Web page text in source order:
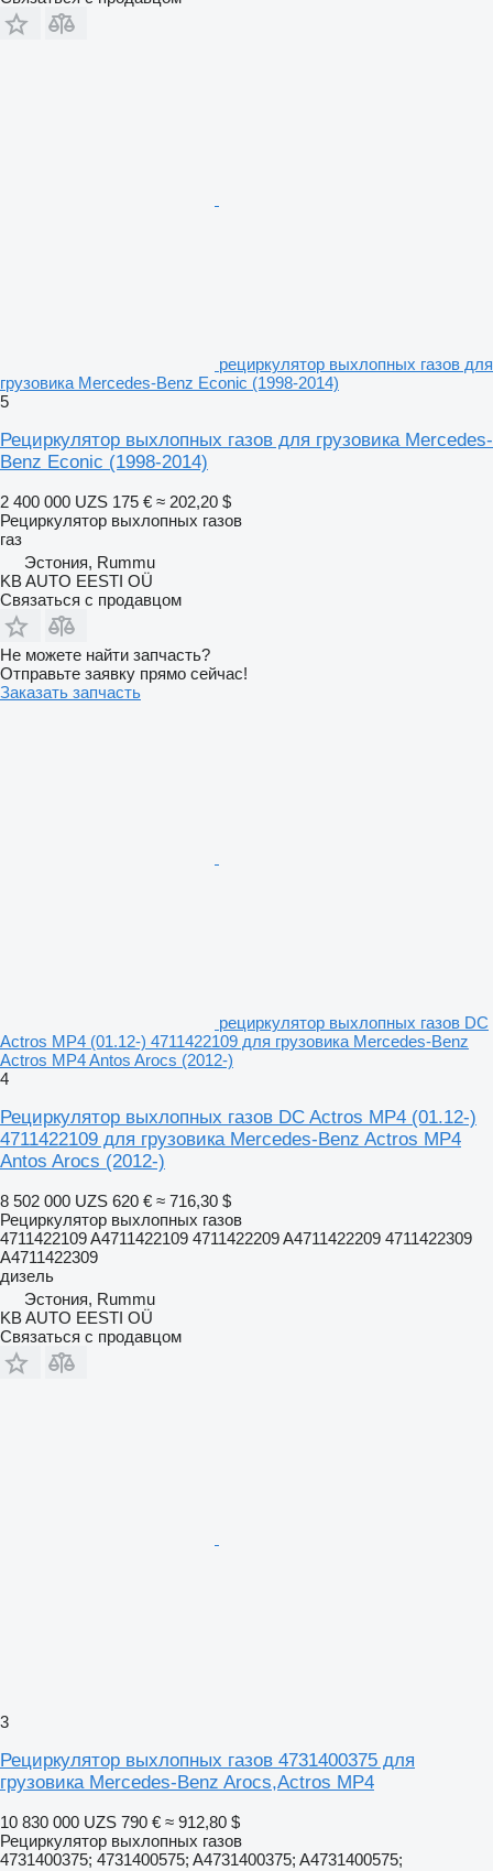
рециркулятор выхлопных газов для
грузовика Mercedes-Benz Econic (1998-2014)
5
Рециркулятор выхлопных газов для грузовика Mercedes-
Benz Econic (1998-2014)
2 400 000 UZS 175 € ≈ 202,20 $
Рециркулятор выхлопных газов
газ
Эстония, Rummu
KB AUTO EESTI OÜ
Связаться с продавцом
Не можете найти запчасть?
Отправьте заявку прямо сейчас!
Заказать запчасть
рециркулятор выхлопных газов DC
Actros MP4 (01.12-) 4711422109 для грузовика Mercedes-Benz
Actros MP4 Antos Arocs (2012-)
4
Рециркулятор выхлопных газов DC Actros MP4 (01.12-)
4711422109 для грузовика Mercedes-Benz Actros MP4
Antos Arocs (2012-)
8 502 000 UZS 620 € ≈ 716,30 $
Рециркулятор выхлопных газов
4711422109 A4711422109 4711422209 A4711422209 4711422309
A4711422309
дизель
Эстония, Rummu
KB AUTO EESTI OÜ
Связаться с продавцом
3
Рециркулятор выхлопных газов 4731400375 для
грузовика Mercedes-Benz Arocs,Actros MP4
10 830 000 UZS 790 € ≈ 912,80 $
Рециркулятор выхлопных газов
4731400375; 4731400575; A4731400375; A4731400575;